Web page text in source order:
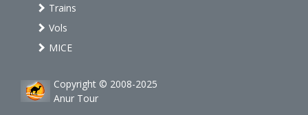
Trains
Vols
MICE
Copyright © 2008-2025
Anur Tour